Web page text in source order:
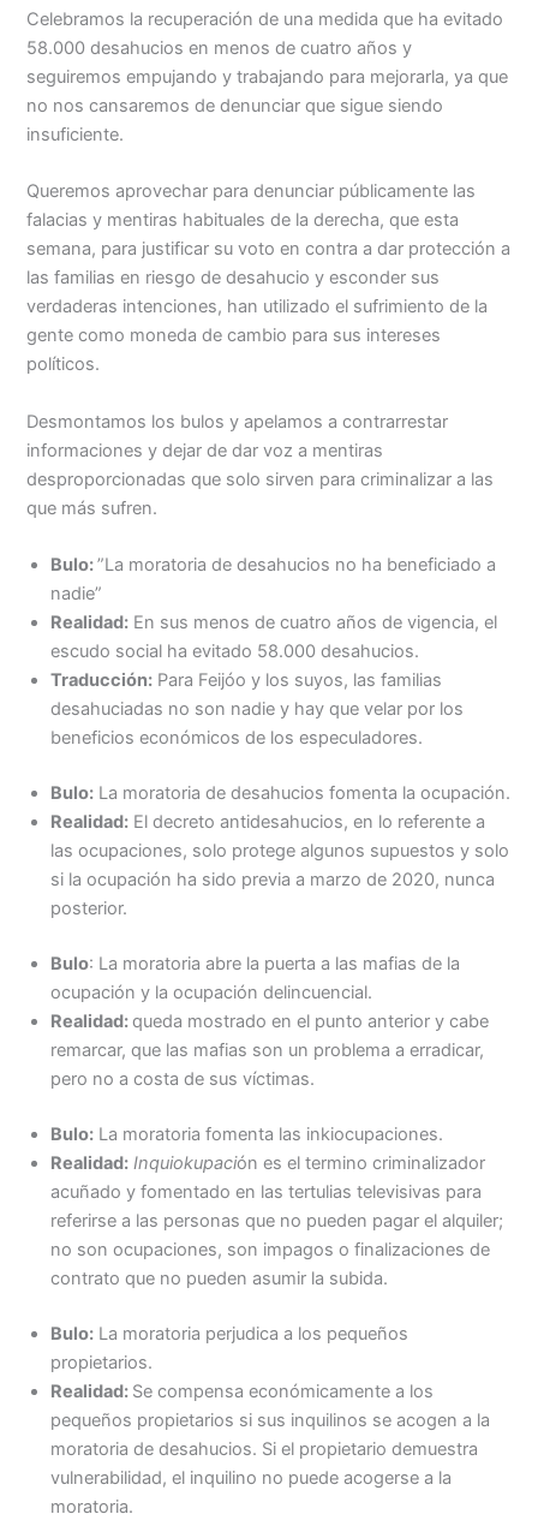
Celebramos la recuperación de una medida que ha evitado
58.000 desahucios en menos de cuatro años y
seguiremos empujando y trabajando para mejorarla, ya que
no nos cansaremos de denunciar que sigue siendo
insuficiente.
Queremos aprovechar para denunciar públicamente las
falacias y mentiras habituales de la derecha, que esta
semana, para justificar su voto en contra a dar protección a
las familias en riesgo de desahucio y esconder sus
verdaderas intenciones, han utilizado el sufrimiento de la
gente como moneda de cambio para sus intereses
políticos.
Desmontamos los bulos y apelamos a contrarrestar
informaciones y dejar de dar voz a mentiras
desproporcionadas que solo sirven para criminalizar a las
que más sufren.
Bulo:”La moratoria de desahucios no ha beneficiado a
nadie”
Realidad: En sus menos de cuatro años de vigencia, el
escudo social ha evitado 58.000 desahucios.
Traducción: Para Feijóo y los suyos, las familias
desahuciadas no son nadie y hay que velar por los
beneficios económicos de los especuladores.
Bulo: La moratoria de desahucios fomenta la ocupación.
Realidad: El decreto antidesahucios, en lo referente a
las ocupaciones, solo protege algunos supuestos y solo
si la ocupación ha sido previa a marzo de 2020, nunca
posterior.
Bulo: La moratoria abre la puerta a las mafias de la
ocupación y la ocupación delincuencial.
Realidad:queda mostrado en el punto anterior y cabe
remarcar, que las mafias son un problema a erradicar,
pero no a costa de sus víctimas.
Bulo: La moratoria fomenta las inkiocupaciones.
Realidad: Inquiokupación es el termino criminalizador
acuñado y fomentado en las tertulias televisivas para
referirse a las personas que no pueden pagar el alquiler;
no son ocupaciones, son impagos o finalizaciones de
contrato que no pueden asumir la subida.
Bulo: La moratoria perjudica a los pequeños
propietarios.
Realidad: Se compensa económicamente a los
pequeños propietarios si sus inquilinos se acogen a la
moratoria de desahucios. Si el propietario demuestra
vulnerabilidad, el inquilino no puede acogerse a la
moratoria.